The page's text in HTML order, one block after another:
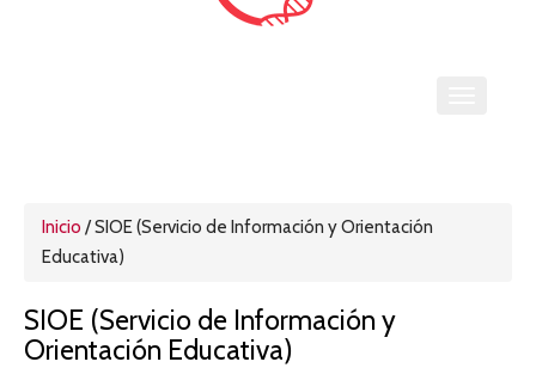
Inicio /SIOE (Servicio de Información y Orientación
Educativa)
SIOE (Servicio de Información y
Orientación Educativa)